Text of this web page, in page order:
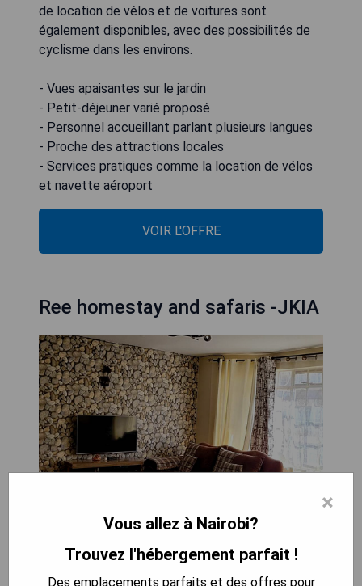
de location de vélos et de voitures sont
également disponibles, avec des possibilités de
cyclisme dans les environs.
- Vues apaisantes sur le jardin
- Petit-déjeuner varié proposé
- Personnel accueillant parlant plusieurs langues
- Proche des attractions locales
- Services pratiques comme la location de vélos
et navette aéroport
VOIR L'OFFRE
Ree homestay and safaris -JKIA
×
Vous allez à Nairobi?
Trouvez l'hébergement parfait !
Des emplacements parfaits et des offres pour